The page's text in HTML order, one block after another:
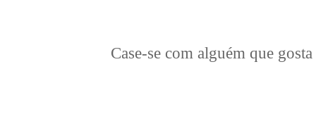
Case-se com alguém que